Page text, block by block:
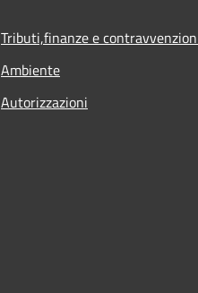
Tributi,finanze e
Ambiente
Autorizzazioni